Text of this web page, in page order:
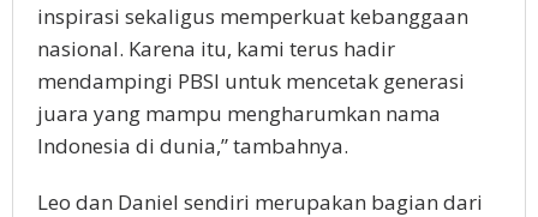
inspirasi sekaligus memperkuat kebanggaan
nasional. Karena itu, kami terus hadir
mendampingi PBSI untuk mencetak generasi
juara yang mampu mengharumkan nama
Indonesia di dunia,” tambahnya.
Leo dan Daniel sendiri merupakan bagian dari